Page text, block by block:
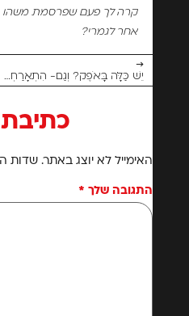
קרה לך פעם שפרסמת משהו
אחר לגמרי?
→
האימייל לא יוצג באתר. שדות
התגובה שלך *